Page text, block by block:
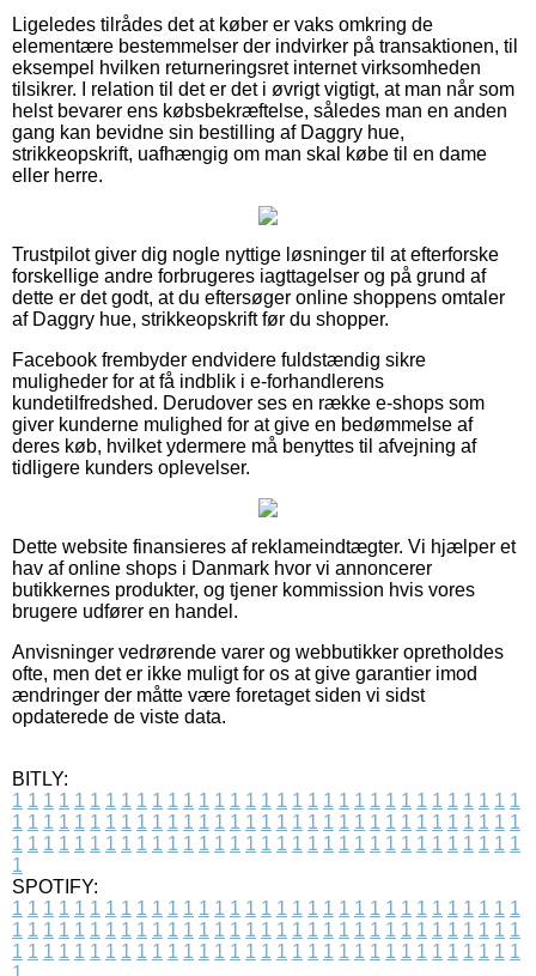
Ligeledes tilrådes det at køber er vaks omkring de
elementære bestemmelser der indvirker på transaktionen, til
eksempel hvilken returneringsret internet virksomheden
tilsikrer. I relation til det er det i øvrigt vigtigt, at man når som
helst bevarer ens købsbekræftelse, således man en anden
gang kan bevidne sin bestilling af Daggry hue,
strikkeopskrift, uafhængig om man skal købe til en dame
eller herre.
Trustpilot giver dig nogle nyttige løsninger til at efterforske
forskellige andre forbrugeres iagttagelser og på grund af
dette er det godt, at du eftersøger online shoppens omtaler
af Daggry hue, strikkeopskrift før du shopper.
Facebook frembyder endvidere fuldstændig sikre
muligheder for at få indblik i e-forhandlerens
kundetilfredshed. Derudover ses en række e-shops som
giver kunderne mulighed for at give en bedømmelse af
deres køb, hvilket ydermere må benyttes til afvejning af
tidligere kunders oplevelser.
Dette website finansieres af reklameindtægter. Vi hjælper et
hav af online shops i Danmark hvor vi annoncerer
butikkernes produkter, og tjener kommission hvis vores
brugere udfører en handel.
Anvisninger vedrørende varer og webbutikker opretholdes
ofte, men det er ikke muligt for os at give garantier imod
ændringer der måtte være foretaget siden vi sidst
opdaterede de viste data.
BITLY:
1 1 1 1 1 1 1 1 1 1 1 1 1 1 1 1 1 1 1 1 1 1 1 1 1 1 1 1 1 1 1 1 1
1 1 1 1 1 1 1 1 1 1 1 1 1 1 1 1 1 1 1 1 1 1 1 1 1 1 1 1 1 1 1 1 1
1 1 1 1 1 1 1 1 1 1 1 1 1 1 1 1 1 1 1 1 1 1 1 1 1 1 1 1 1 1 1 1 1
1
SPOTIFY:
1 1 1 1 1 1 1 1 1 1 1 1 1 1 1 1 1 1 1 1 1 1 1 1 1 1 1 1 1 1 1 1 1
1 1 1 1 1 1 1 1 1 1 1 1 1 1 1 1 1 1 1 1 1 1 1 1 1 1 1 1 1 1 1 1 1
1 1 1 1 1 1 1 1 1 1 1 1 1 1 1 1 1 1 1 1 1 1 1 1 1 1 1 1 1 1 1 1 1